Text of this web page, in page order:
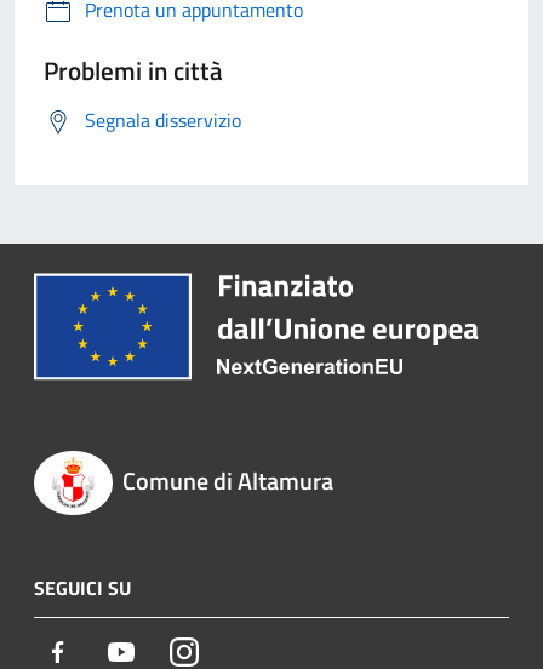
Prenota un appuntamento
Problemi in città
Segnala disservizio
Comune di Altamura
SEGUICI SU
Facebook YoutubeInstagram